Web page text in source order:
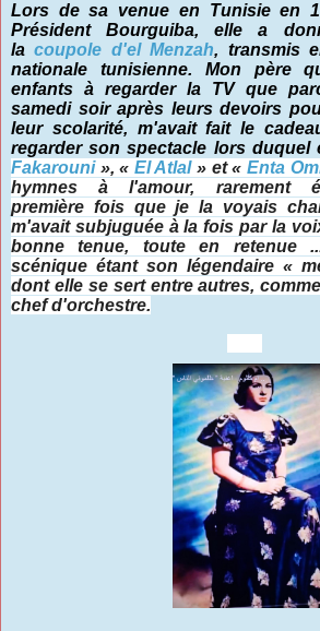
Lors de sa venue en Tunisie en
Président Bourguiba, elle a
lacoupole d'el Menzah, transmis
nationale tunisienne. Mon père
enfants à regarder la TV que
samedi soir après leurs devoirs
leur scolarité, m'avait fait le
regarder son spectacle lors duquel
Fakarouni», « El Atlal» et « Enta
hymnes à l'amour, rarement
première fois que je la voyais
m'avait subjuguée à la fois par la
bonne tenue, toute en retenue
scénique étant son légendaire «
dont elle se sert entre autres,
chef d'orchestre.